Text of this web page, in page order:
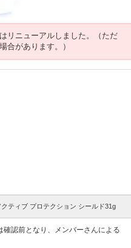
リニューアルしました。（ただ
合があります。）
ティブ プロテクション シールド31g
確認前となり、メンバーさんによる